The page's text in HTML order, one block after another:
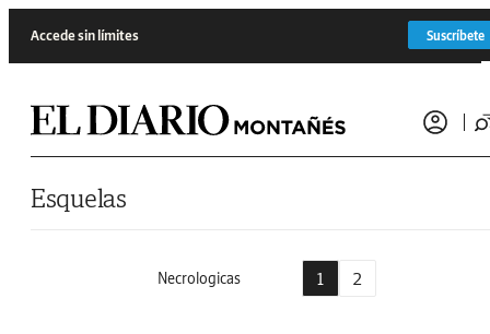
Accede sin límites Suscríbete
Esquelas
Necrologicas 1 2